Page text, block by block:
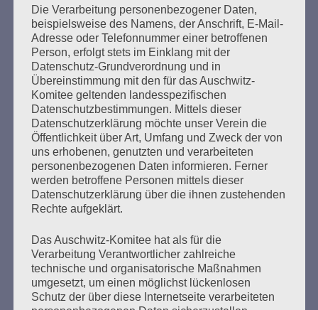
Frieden jetzt!Rede Helga Obens im Wortlaut
Beenden Sie diesen Krieg sofort!
Wer gegen Nazis kämpft, kann sich auf den Staat
nicht verlassen.
Esther Bejarano - 17. November 2015
Die Verarbeitung personenbezogener Daten,
beispielsweise des Namens, der Anschrift, E-Mail-
Adresse oder Telefonnummer einer betroffenen
Person, erfolgt stets im Einklang mit der
Datenschutz-Grundverordnung und in
Übereinstimmung mit den für das Auschwitz-
Komitee geltenden landesspezifischen
Datenschutzbestimmungen. Mittels dieser
Datenschutzerklärung möchte unser Verein die
Öffentlichkeit über Art, Umfang und Zweck der von
uns erhobenen, genutzten und verarbeiteten
personenbezogenen Daten informieren. Ferner
werden betroffene Personen mittels dieser
Datenschutzerklärung über die ihnen zustehenden
Rechte aufgeklärt.
Das Auschwitz-Komitee hat als für die
Verarbeitung Verantwortlicher zahlreiche
technische und organisatorische Maßnahmen
umgesetzt, um einen möglichst lückenlosen
Schutz der über diese Internetseite verarbeiteten